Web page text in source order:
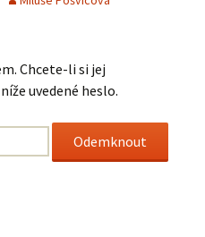
Chcete-li si jej
uvedené heslo.